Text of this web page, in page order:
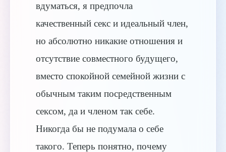
вдуматься, я предпочла
качественный секс и идеальный член,
но абсолютно никакие отношения и
отсутствие совместного будущего,
вместо спокойной семейной жизни с
обычным таким посредственным
сексом, да и членом так себе.
Никогда бы не подумала о себе
такого. Теперь понятно, почему